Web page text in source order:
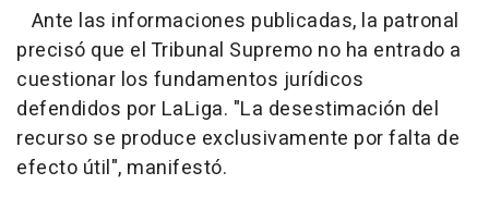
Ante las informaciones publicadas, la patronal
precisó que el Tribunal Supremo no ha entrado a
cuestionar los fundamentos jurídicos
defendidos por LaLiga. "La desestimación del
recurso se produce exclusivamente por falta de
efecto útil", manifestó.